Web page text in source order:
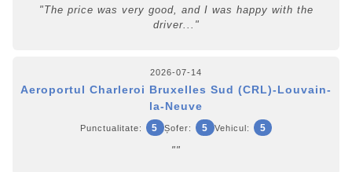
"The price was very good, and I was happy with the
driver..."
2026-07-14
Aeroportul Charleroi Bruxelles Sud (CRL)-Louvain-
la-Neuve
Punctualitate: 5 Șofer: 5 Vehicul: 5
""